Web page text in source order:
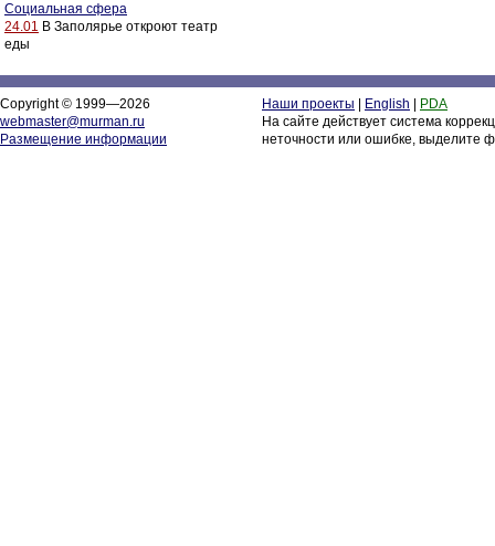
Социальная сфера
24.01 В Заполярье откроют театр
еды
Copyright © 1999—2026
webmaster@murman.ru
Размещение информации
Наши проекты English
PDA
На сайте действует система
неточности или ошибке, выделите